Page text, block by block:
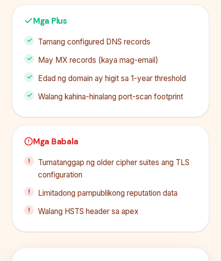
Mga Plus
Tamang configured DNS records
May MX records (kaya mag-email)
Edad ng domain ay higit sa 1-year threshold
Walang kahina-hinalang port-scan footprint
Mga Babala
Tumatanggap ng older cipher suites ang TLS
configuration
Limitadong pampublikong reputation data
Walang HSTS header sa apex